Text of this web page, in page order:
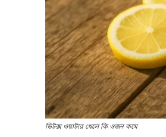
ডিটক্স ওয়াটার খেলে কি ওজন কমে